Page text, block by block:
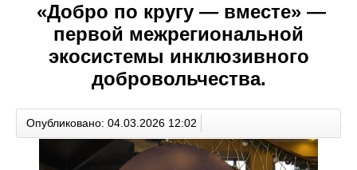
«Добро по кругу — вместе» —
первой межрегиональной
экосистемы инклюзивного
добровольчества.
Опубликовано: 04.03.2026 12:02